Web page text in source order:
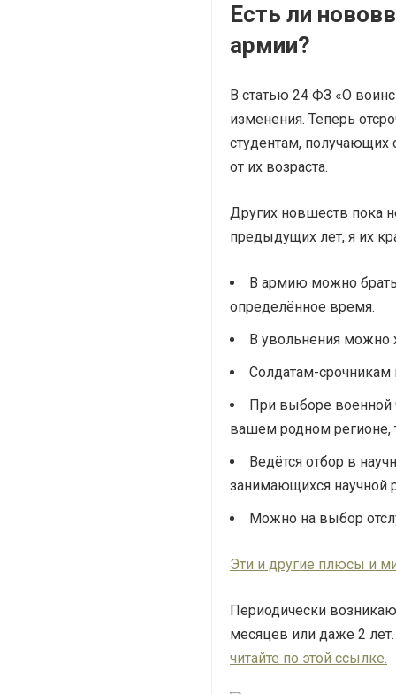
Есть ли
армии?
В статью 24 ФЗ «О
изменения. Теперь
студентам, получающих
от их возраста.
Других новшеств пока
предыдущих лет, я их
В армию можно
определённое время.
В увольнения можно
Солдатам-срочникам
При выборе военной
вашем родном регионе,
Ведётся отбор в
занимающихся научной
Можно на выбор
Эти и другие плюсы и
Периодически
месяцев или даже 2
читайте по этой ссылке.